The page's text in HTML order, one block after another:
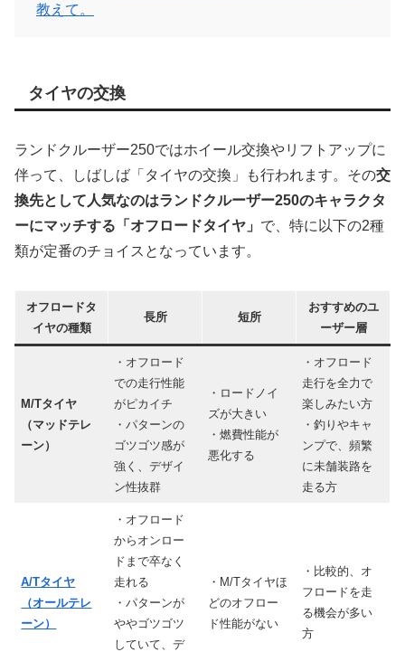
教えて。
タイヤの交換
ランドクルーザー250ではホイール交換やリフトアップに
伴って、しばしば「タイヤの交換」も行われます。その交
換先として人気なのはランドクルーザー250のキャラクタ
ーにマッチする「オフロードタイヤ」 で、特に以下の2種
類が定番のチョイスとなっています。
オフロードタ
イヤの種類
長所 短所
おすすめのユ
ーザー層
M/Tタイヤ
（マッドテレ
ーン）
・オフロード
での走行性能
がピカイチ
・パターンの
ゴツゴツ感が
強く、デザイ
ン性抜群
・ロードノイ
ズが大きい
・燃費性能が
悪化する
・オフロード
走行を全力で
楽しみたい方
・釣りやキャ
ンプで、頻繁
に未舗装路を
走る方
A/Tタイヤ
（オールテレ
ーン）
・オフロード
からオンロー
ドまで卒なく
走れる
・パターンが
ややゴツゴツ
していて、デ
・M/Tタイヤほ
どのオフロー
ド性能がない
・比較的、オ
フロードを走
る機会が多い
方